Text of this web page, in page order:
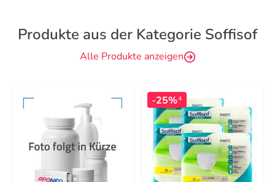
Produkte aus der Kategorie Soffisof
Alle Produkte anzeigen
-25%4